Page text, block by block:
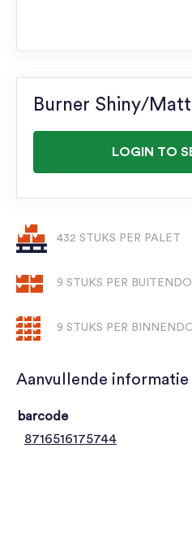
Burner Shiny/
LOGIN TO
432 STUKS PER PALET
9 STUKS PER
9 STUKS PER
Aanvullende informatie
barcode
8716516175744